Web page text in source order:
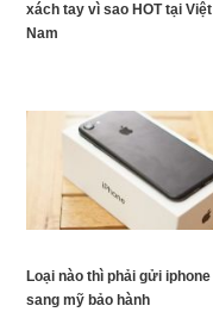
xách tay vì sao HOT tại Việt
Nam
Loại nào thì phải gửi iphone
sang mỹ bảo hành